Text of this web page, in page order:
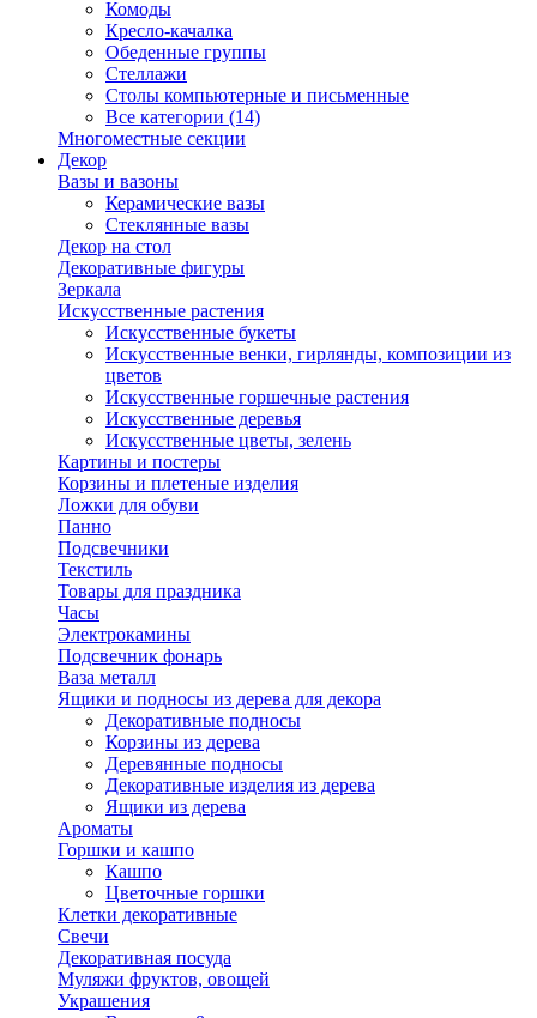
Комоды
Кресло-качалка
Обеденные группы
Стеллажи
Столы компьютерные и письменные
Все категории (14)
Многоместные секции
Декор
Вазы и вазоны
Керамические вазы
Стеклянные вазы
Декор на стол
Декоративные фигуры
Зеркала
Искусственные растения
Искусственные букеты
Искусственные венки, гирлянды, композиции из
цветов
Искусственные горшечные растения
Искусственные деревья
Искусственные цветы, зелень
Картины и постеры
Корзины и плетеные изделия
Ложки для обуви
Панно
Подсвечники
Текстиль
Товары для праздника
Часы
Электрокамины
Подсвечник фонарь
Ваза металл
Ящики и подносы из дерева для декора
Декоративные подносы
Корзины из дерева
Деревянные подносы
Декоративные изделия из дерева
Ящики из дерева
Ароматы
Горшки и кашпо
Кашпо
Цветочные горшки
Клетки декоративные
Свечи
Декоративная посуда
Муляжи фруктов, овощей
Украшения